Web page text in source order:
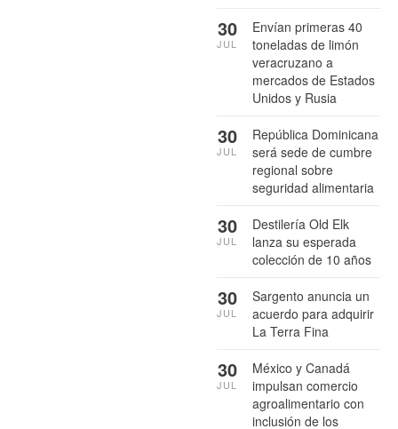
Envían primeras 40
toneladas de limón
veracruzano a
mercados de Estados
Unidos y Rusia
30
JUL
República Dominicana
será sede de cumbre
regional sobre
seguridad alimentaria
30
JUL
Destilería Old Elk
lanza su esperada
colección de 10 años
30
JUL
Sargento anuncia un
acuerdo para adquirir
La Terra Fina
30
JUL
México y Canadá
impulsan comercio
agroalimentario con
inclusión de los
30
JUL